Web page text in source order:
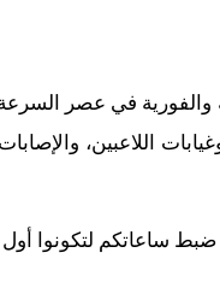
والفورية في عصر
اللاعبين،
ساعاتكم لتكونوا